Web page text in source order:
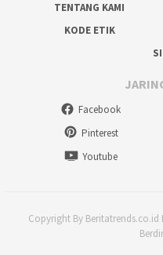
TENTANG KAMI
KODE ETIK
Facebook
Pinterest
Youtube
Copyright By Beritatrends.co.id